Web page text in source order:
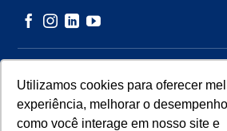
Utilizamos cookies para oferecer
experiência, melhorar o
como você interage em nosso site e
Copyright 2026 © – Assisnet Soluções
reservados